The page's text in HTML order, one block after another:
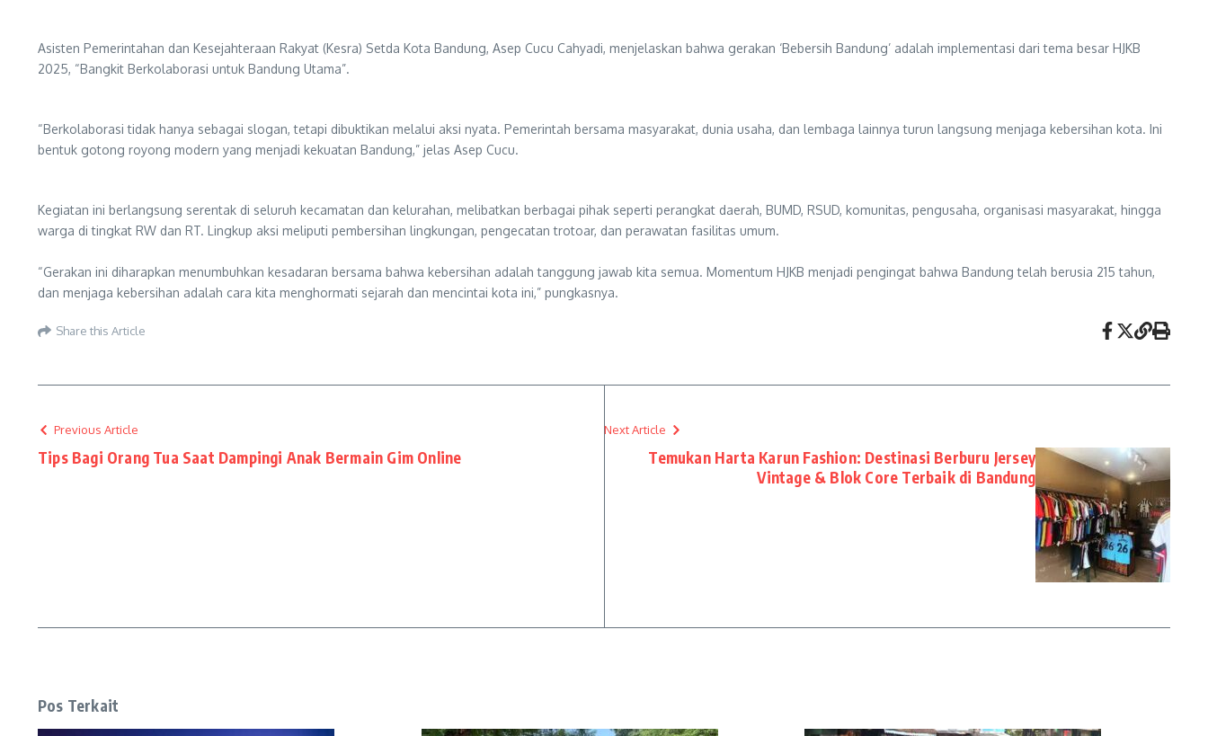
Asisten Pemerintahan dan Kesejahteraan Rakyat (Kesra) Setda Kota Bandung, Asep Cucu Cahyadi, menjelaskan bahwa gerakan ‘Bebersih Bandung’ adalah implementasi dari tema besar HJKB
2025, “Bangkit Berkolaborasi untuk Bandung Utama”.
“Berkolaborasi tidak hanya sebagai slogan, tetapi dibuktikan melalui aksi nyata. Pemerintah bersama masyarakat, dunia usaha, dan lembaga lainnya turun langsung menjaga kebersihan kota. Ini
bentuk gotong royong modern yang menjadi kekuatan Bandung,” jelas Asep Cucu.
Kegiatan ini berlangsung serentak di seluruh kecamatan dan kelurahan, melibatkan berbagai pihak seperti perangkat daerah, BUMD, RSUD, komunitas, pengusaha, organisasi masyarakat, hingga
warga di tingkat RW dan RT. Lingkup aksi meliputi pembersihan lingkungan, pengecatan trotoar, dan perawatan fasilitas umum.
“Gerakan ini diharapkan menumbuhkan kesadaran bersama bahwa kebersihan adalah tanggung jawab kita semua. Momentum HJKB menjadi pengingat bahwa Bandung telah berusia 215 tahun,
dan menjaga kebersihan adalah cara kita menghormati sejarah dan mencintai kota ini,” pungkasnya.
Share this Article
Previous Article
Tips Bagi Orang Tua Saat Dampingi Anak Bermain Gim Online
Next Article
Temukan Harta Karun Fashion: Destinasi Berburu Jersey
Vintage & Blok Core Terbaik di Bandung
Pos Terkait